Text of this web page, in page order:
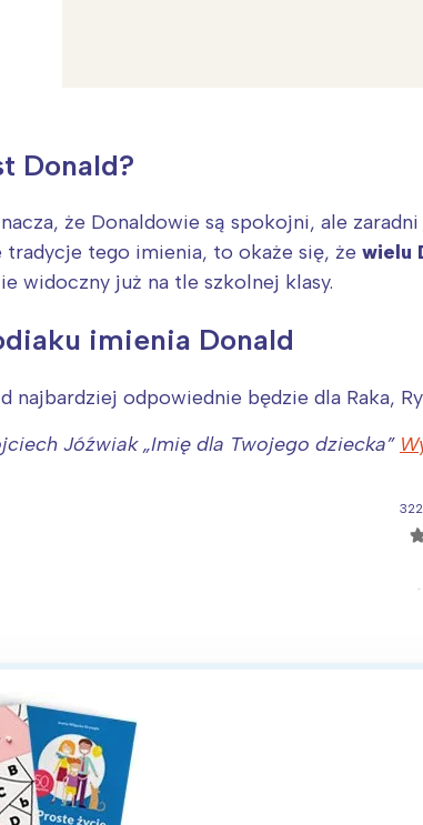
Donald?
że Donaldowie są spokojni, ale
tradycje tego imienia, to okaże się, że wielu
widoczny już na tle szkolnej klasy.
imienia Donald
najbardziej odpowiednie będzie dla Raka,
Jóźwiak „Imię dla Twojego dziecka”
Interesują mnie
Warszawa
Łódź